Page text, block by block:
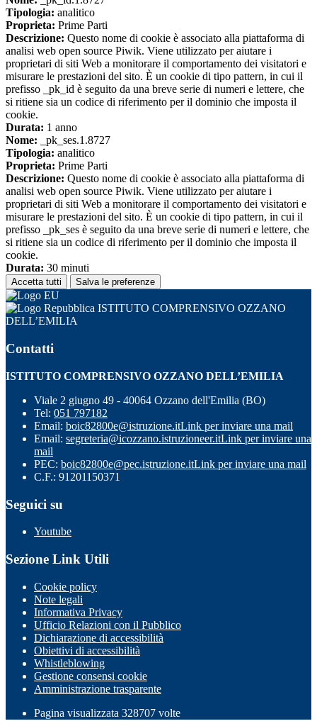
Tipologia: analitico
Proprieta: Prime Parti
Descrizione: Questo nome di cookie è associato alla piattaforma di
analisi web open source Piwik. Viene utilizzato per aiutare i
proprietari di siti Web a monitorare il comportamento dei visitatori e
misurare le prestazioni del sito. È un cookie di tipo pattern, in cui il
prefisso _pk_id è seguito da una breve serie di numeri e lettere, che
si ritiene sia un codice di riferimento per il dominio che imposta il
cookie.
Durata: 1 anno
Nome: _pk_ses.1.8727
Tipologia: analitico
Proprieta: Prime Parti
Descrizione: Questo nome di cookie è associato alla piattaforma di
analisi web open source Piwik. Viene utilizzato per aiutare i
proprietari di siti Web a monitorare il comportamento dei visitatori e
misurare le prestazioni del sito. È un cookie di tipo pattern, in cui il
prefisso _pk_ses è seguito da una breve serie di numeri e lettere, che
si ritiene sia un codice di riferimento per il dominio che imposta il
cookie.
Durata: 30 minuti
Accetta tutti Salva le preferenze
ISTITUTO COMPRENSIVO OZZANO
DELL’EMILIA
Contatti
ISTITUTO COMPRENSIVO OZZANO DELL’EMILIA
Viale 2 giugno 49 - 40064 Ozzano dell'Emilia (BO)
Tel: 051 797182
Email: boic82800e@istruzione.itLink per inviare una mail
Email: segreteria@icozzano.istruzioneer.itLink per inviare una
mail
PEC: boic82800e@pec.istruzione.itLink per inviare una mail
C.F.: 91201150371
Seguici su
Youtube
Sezione Link Utili
Cookie policy
Note legali
Informativa Privacy
Ufficio Relazioni con il Pubblico
Dichiarazione di accessibilità
Obiettivi di accessibilità
Whistleblowing
Gestione consensi cookie
Amministrazione trasparente
Pagina visualizzata 328707 volte